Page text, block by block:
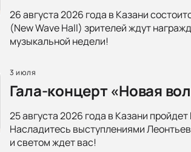
26 августа 2026 года в Казани
(New Wave Hall) зрителей ждут
музыкальной недели!
3 июля
Гала-концерт «Новая
25 августа 2026 года в Казани
Насладитесь выступлениями
и светом ждет вас!